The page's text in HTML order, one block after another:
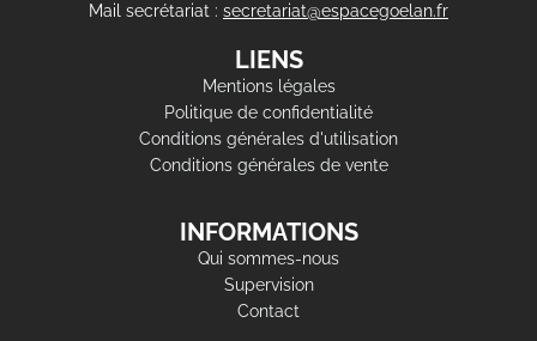
Mail secrétariat : secretariat@espacegoelan.fr
LIENS
Mentions légales
Politique de confidentialité
Conditions générales d'utilisation
Conditions générales de vente
INFORMATIONS
Qui sommes-nous
Supervision
Contact